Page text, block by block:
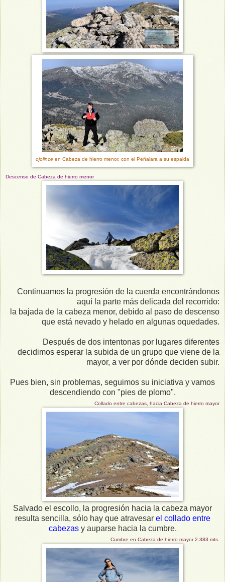
ojolince en Cabeza de hierro menor, con el Peñalara a su espalda
Descenso de Cabeza de hierro menor
Continuamos la progresión de la cuerda encontrándonos
aquí la parte más delicada del recorrido:
la bajada de la cabeza menor, debido al paso de descenso
que está nevado y helado en algunas oquedades.
Después de dos intentonas por lugares diferentes
decidimos esperar la subida de un grupo que viene de la
mayor, a ver por dónde deciden subir.
Pues bien, sin problemas, seguimos su iniciativa y vamos
descendiendo con "pies de plomo".
Collado entre cabezas, hacia Cabeza de hierro mayor
Salvado el escollo, la progresión hacia la cabeza mayor
resulta sencilla, sólo hay que atravesar el collado entre
cabezasy auparse hacia la cumbre.
Cumbre en Cabeza de hierro mayor 2.383 mts.